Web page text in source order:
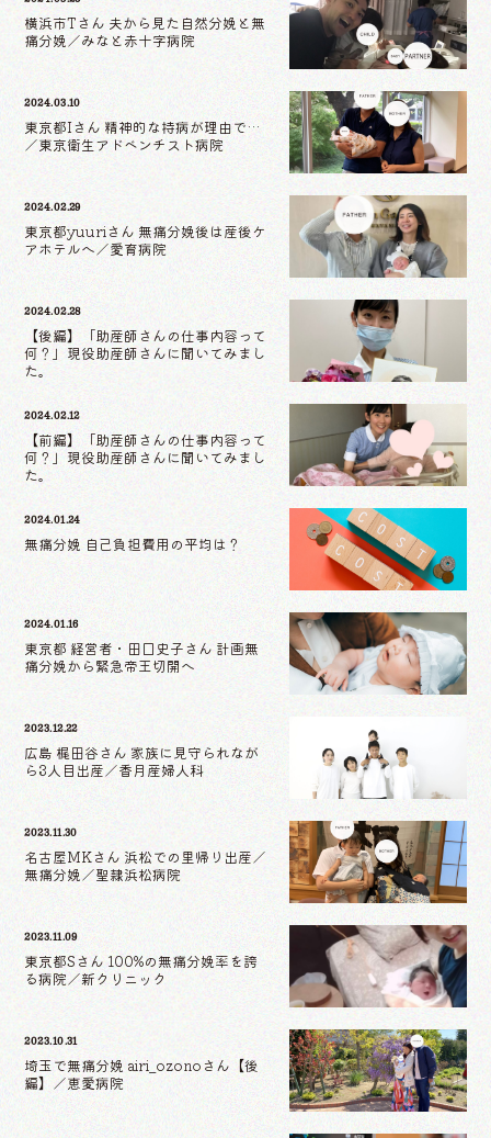
横浜市Tさん 夫から見た自然分娩と無
痛分娩／みなと赤十字病院
2024.03.10
東京都Iさん 精神的な持病が理由で…
／東京衛生アドベンチスト病院
2024.02.29
東京都yuuriさん 無痛分娩後は産後ケ
アホテルへ／愛育病院
2024.02.28
【後編】「助産師さんの仕事内容って
何？」現役助産師さんに聞いてみまし
た。
2024.02.12
【前編】「助産師さんの仕事内容って
何？」現役助産師さんに聞いてみまし
た。
2024.01.24
無痛分娩 自己負担費用の平均は？
2024.01.16
東京都 経営者・田口史子さん 計画無
痛分娩から緊急帝王切開へ
2023.12.22
広島 梶田谷さん 家族に見守られなが
ら3人目出産／香月産婦人科
2023.11.30
名古屋MKさん 浜松での里帰り出産／
無痛分娩／聖隷浜松病院
2023.11.09
東京都Sさん 100%の無痛分娩率を誇
る病院／新クリニック
2023.10.31
埼玉で無痛分娩 airi_ozonoさん【後
編】／恵愛病院